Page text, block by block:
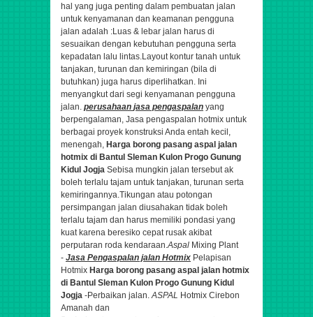
hal yang juga penting dalam pembuatan jalan
untuk kenyamanan dan keamanan pengguna
jalan adalah :Luas & lebar jalan harus di
sesuaikan dengan kebutuhan pengguna serta
kepadatan lalu lintas.Layout kontur tanah untuk
tanjakan, turunan dan kemiringan (bila di
butuhkan) juga harus diperlihatkan. Ini
menyangkut dari segi kenyamanan pengguna
jalan. perusahaan jasa pengaspalan yang
berpengalaman, Jasa pengaspalan hotmix untuk
berbagai proyek konstruksi Anda entah kecil,
menengah, Harga borong pasang aspal jalan
hotmix di Bantul Sleman Kulon Progo Gunung
Kidul Jogja Sebisa mungkin jalan tersebut ak
boleh terlalu tajam untuk tanjakan, turunan serta
kemiringannya.Tikungan atau potongan
persimpangan jalan diusahakan tidak boleh
terlalu tajam dan harus memiliki pondasi yang
kuat karena beresiko cepat rusak akibat
perputaran roda kendaraan. Aspal Mixing Plant
- Jasa Pengaspalan jalan Hotmix Pelapisan
Hotmix Harga borong pasang aspal jalan hotmix
di Bantul Sleman Kulon Progo Gunung Kidul
Jogja -Perbaikan jalan. ASPAL Hotmix Cirebon
Amanah dan